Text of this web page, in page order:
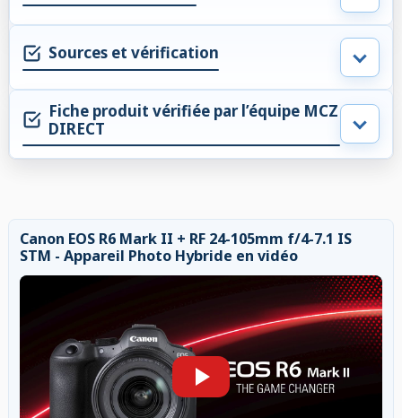
Sources et vérification
Fiche produit vérifiée par l’équipe MCZ
DIRECT
Canon EOS R6 Mark II + RF 24-105mm f/4-7.1 IS
STM - Appareil Photo Hybride en vidéo